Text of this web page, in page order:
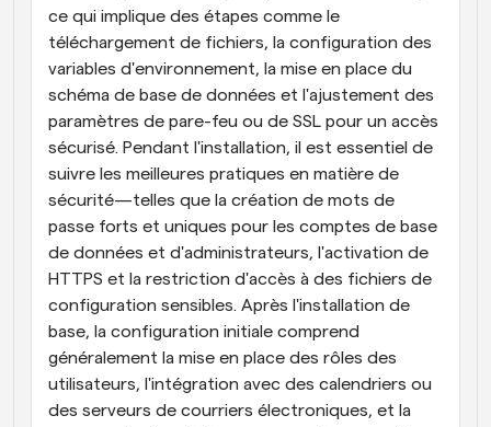
ce qui implique des étapes comme le
téléchargement de fichiers, la configuration des
variables d'environnement, la mise en place du
schéma de base de données et l'ajustement des
paramètres de pare-feu ou de SSL pour un accès
sécurisé. Pendant l'installation, il est essentiel de
suivre les meilleures pratiques en matière de
sécurité—telles que la création de mots de
passe forts et uniques pour les comptes de base
de données et d'administrateurs, l'activation de
HTTPS et la restriction d'accès à des fichiers de
configuration sensibles. Après l'installation de
base, la configuration initiale comprend
généralement la mise en place des rôles des
utilisateurs, l'intégration avec des calendriers ou
des serveurs de courriers électroniques, et la